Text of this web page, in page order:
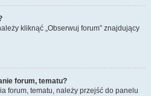
kliknąć „Obserwuj forum” znajdujący
forum, tematu?
forum, tematu, należy przejść do panelu